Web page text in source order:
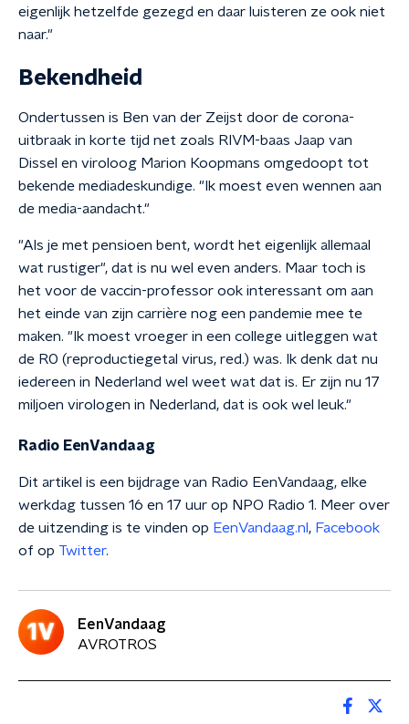
eigenlijk hetzelfde gezegd en daar luisteren ze ook niet
naar."
Bekendheid
Ondertussen is Ben van der Zeijst door de corona-
uitbraak in korte tijd net zoals RIVM-baas Jaap van
Dissel en viroloog Marion Koopmans omgedoopt tot
bekende mediadeskundige. "Ik moest even wennen aan
de media-aandacht."
"Als je met pensioen bent, wordt het eigenlijk allemaal
wat rustiger", dat is nu wel even anders. Maar toch is
het voor de vaccin-professor ook interessant om aan
het einde van zijn carrière nog een pandemie mee te
maken. "Ik moest vroeger in een college uitleggen wat
de R0 (reproductiegetal virus, red.) was. Ik denk dat nu
iedereen in Nederland wel weet wat dat is. Er zijn nu 17
miljoen virologen in Nederland, dat is ook wel leuk."
Radio EenVandaag
Dit artikel is een bijdrage van Radio EenVandaag, elke
werkdag tussen 16 en 17 uur op NPO Radio 1. Meer over
de uitzending is te vinden op EenVandaag.nl , Facebook
of op Twitter.
EenVandaag
AVROTROS